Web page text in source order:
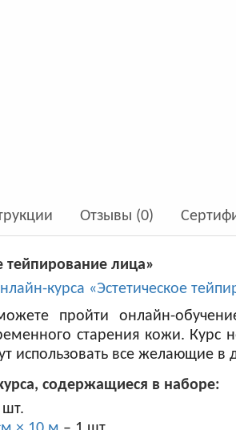
Отзывы (0)
тейпирование лица»
курса «Эстетическое
пройти онлайн-
старения кожи. Курс
использовать все желающие
содержащиеся в наборе:
шт.